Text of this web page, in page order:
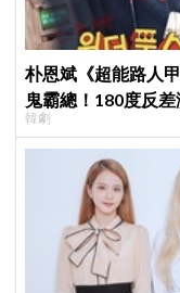
朴恩斌《超能路人
鬼霸總！180度反差
韓劇